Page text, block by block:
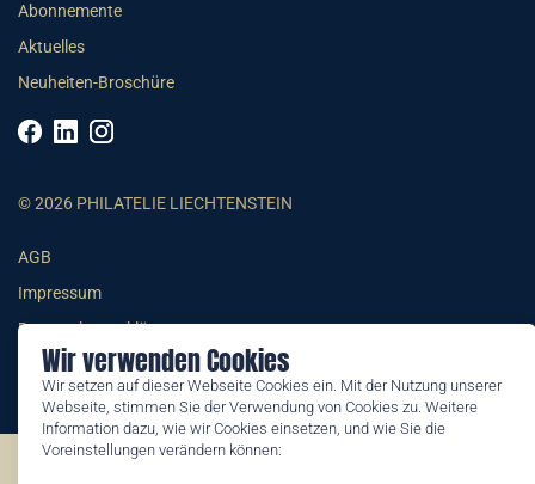
Wir verwenden Cookies
Wir setzen auf dieser Webseite Cookies ein. Mit der Nutzung unserer
Webseite, stimmen Sie der Verwendung von Cookies zu. Weitere
Information dazu, wie wir Cookies einsetzen, und wie Sie die
Voreinstellungen verändern können:
Abonnemente
Aktuelles
Neuheiten-Broschüre
© 2026 PHILATELIE LIECHTENSTEIN
AGB
Impressum
Datenschutzerklärung